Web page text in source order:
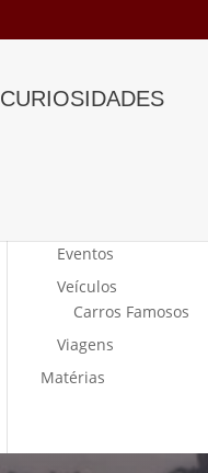
CURIOSIDADES
Eventos
Veículos
Carros Famosos
Viagens
Matérias